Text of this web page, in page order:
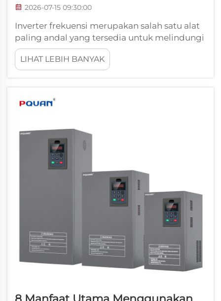
2026-07-15 09:30:00
Inverter frekuensi merupakan salah satu alat
paling andal yang tersedia untuk melindungi
motor listrik di lingkungan industri. Ketika
motor terpapar lonjakan tegangan
mendadak, arus berlebih, atau urutan start
terakumulasi...
LIHAT LEBIH BANYAK